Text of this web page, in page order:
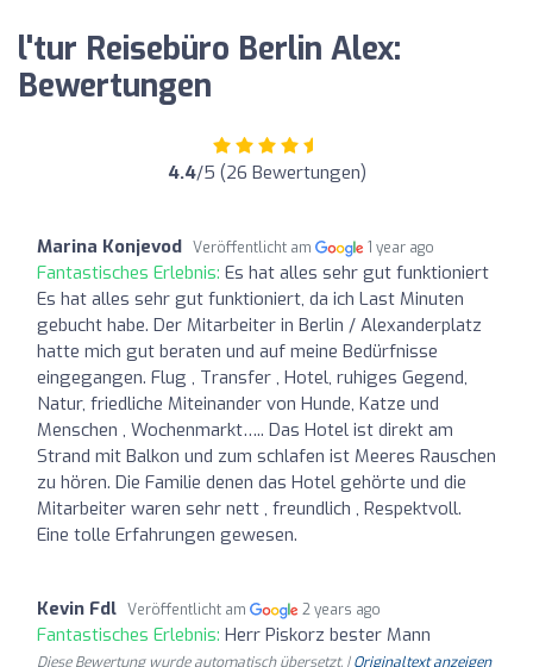
l'tur Reisebüro Berlin Alex:
Bewertungen
4.4/5 (26 Bewertungen)
Marina Konjevod Veröffentlicht am 1 year ago
Fantastisches Erlebnis: Es hat alles sehr gut funktioniert
Es hat alles sehr gut funktioniert, da ich Last Minuten
gebucht habe. Der Mitarbeiter in Berlin / Alexanderplatz
hatte mich gut beraten und auf meine Bedürfnisse
eingegangen. Flug , Transfer , Hotel, ruhiges Gegend,
Natur, friedliche Miteinander von Hunde, Katze und
Menschen , Wochenmarkt….. Das Hotel ist direkt am
Strand mit Balkon und zum schlafen ist Meeres Rauschen
zu hören. Die Familie denen das Hotel gehörte und die
Mitarbeiter waren sehr nett , freundlich , Respektvoll.
Eine tolle Erfahrungen gewesen.
Kevin Fdl Veröffentlicht am 2 years ago
Fantastisches Erlebnis: Herr Piskorz bester Mann
Diese Bewertung wurde automatisch übersetzt. |Originaltext anzeigen